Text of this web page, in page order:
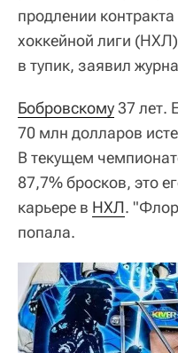
продлении
хоккейной лиги
в тупик, заявил
Бобровскому37 лет.
70 млн долларов
В текущем
87,7% бросков, это
карьере в НХЛ.
попала.